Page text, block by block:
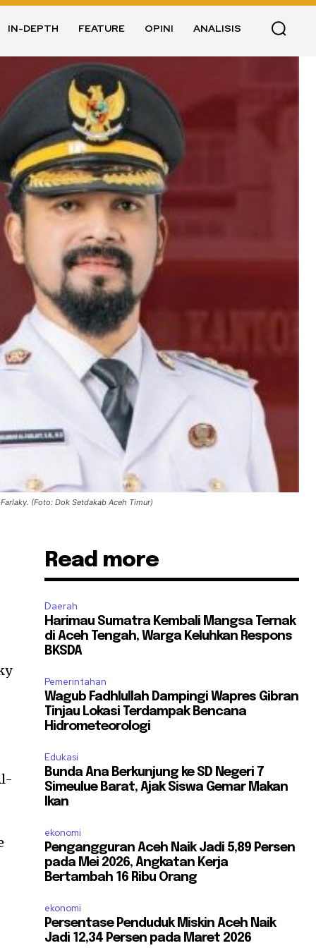
IN-DEPTH FEATURE OPINI ANALISIS
(Foto: Dok Setdakab Aceh Timur)
Read more
Daerah
Harimau Sumatra Kembali Mangsa Ternak
di Aceh Tengah, Warga Keluhkan Respons
BKSDA
Pemerintahan
Wagub Fadhlullah Dampingi Wapres Gibran
Tinjau Lokasi Terdampak Bencana
Hidrometeorologi
Edukasi
Bunda Ana Berkunjung ke SD Negeri 7
Simeulue Barat, Ajak Siswa Gemar Makan
Ikan
ekonomi
Pengangguran Aceh Naik Jadi 5,89 Persen
pada Mei 2026, Angkatan Kerja
Bertambah 16 Ribu Orang
ekonomi
Persentase Penduduk Miskin Aceh Naik
Jadi 12,34 Persen pada Maret 2026